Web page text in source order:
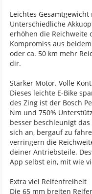
Leichtes
Unterschiedliche
erhöhen die Reichweite
Kompromiss aus
oder ca. 50 km mehr
dir.
Starker Motor. Volle
Dieses leichte E-Bike
des Zing ist der Bosch
Nm und 750%
besser beschleunigt
sich an, bergauf zu
verringern die
deiner Antriebsteile.
App selbst ein, mit wie
Extra viel Reifenfreiheit
Die 65 mm breiten